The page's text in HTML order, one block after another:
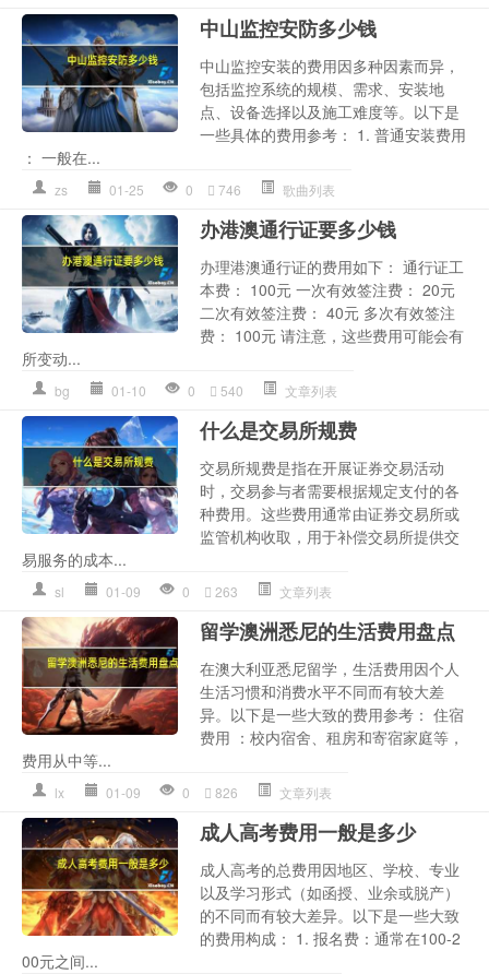
中山监控安防多少钱
中山监控安装的费用因多种因素而异，
包括监控系统的规模、需求、安装地
点、设备选择以及施工难度等。以下是
一些具体的费用参考： 1. 普通安装费用
： 一般在...
zs 01-25 0 746 歌曲列表
办港澳通行证要多少钱
办理港澳通行证的费用如下： 通行证工
本费： 100元 一次有效签注费： 20元
二次有效签注费： 40元 多次有效签注
费： 100元 请注意，这些费用可能会有
所变动...
bg 01-10 0 540 文章列表
什么是交易所规费
交易所规费是指在开展证券交易活动
时，交易参与者需要根据规定支付的各
种费用。这些费用通常由证券交易所或
监管机构收取，用于补偿交易所提供交
易服务的成本...
sl 01-09 0 263 文章列表
留学澳洲悉尼的生活费用盘点
在澳大利亚悉尼留学，生活费用因个人
生活习惯和消费水平不同而有较大差
异。以下是一些大致的费用参考： 住宿
费用 ：校内宿舍、租房和寄宿家庭等，
费用从中等...
lx 01-09 0 826 文章列表
成人高考费用一般是多少
成人高考的总费用因地区、学校、专业
以及学习形式（如函授、业余或脱产）
的不同而有较大差异。以下是一些大致
的费用构成： 1. 报名费：通常在100-2
00元之间...